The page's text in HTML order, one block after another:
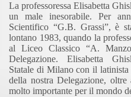
La professoressa Elisabetta
un male inesorabile. Per
Scientifico “G.B. Grassi”, è
lontano 1983, quando la
al Liceo Classico “A.
Delegazione. Elisabetta
Statale di Milano con il
della nostra Delegazione,
molto importante per il mondo